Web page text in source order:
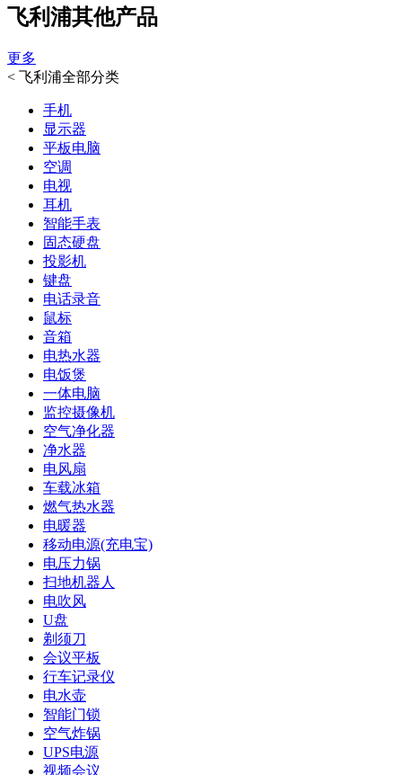
飞利浦其他产品
更多
< 飞利浦全部分类
手机
显示器
平板电脑
空调
电视
耳机
智能手表
固态硬盘
投影机
键盘
电话录音
鼠标
音箱
电热水器
电饭煲
一体电脑
监控摄像机
空气净化器
净水器
电风扇
车载冰箱
燃气热水器
电暖器
移动电源(充电宝)
电压力锅
扫地机器人
电吹风
U盘
剃须刀
会议平板
行车记录仪
电水壶
智能门锁
空气炸锅
UPS电源
视频会议